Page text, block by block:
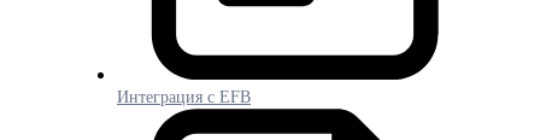
Интеграция с EFB